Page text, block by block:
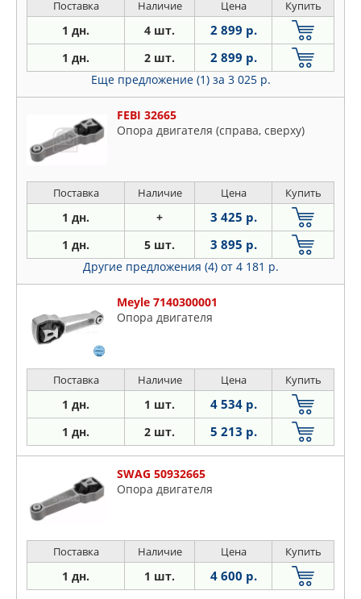
Поставка Наличие Цена Купить
1 дн. 4 шт. 2 899 р.
1 дн. 2 шт. 2 899 р.
Еще предложение (1) за 3 025 р.
FEBI 32665
Опора двигателя (справа, сверху)
Поставка Наличие Цена Купить
1 дн. + 3 425 р.
1 дн. 5 шт. 3 895 р.
Другие предложения (4) от 4 181 р.
Meyle 7140300001
Опора двигателя
Поставка Наличие Цена Купить
1 дн. 1 шт. 4 534 р.
1 дн. 2 шт. 5 213 р.
SWAG 50932665
Опора двигателя
Поставка Наличие Цена Купить
1 дн. 1 шт. 4 600 р.